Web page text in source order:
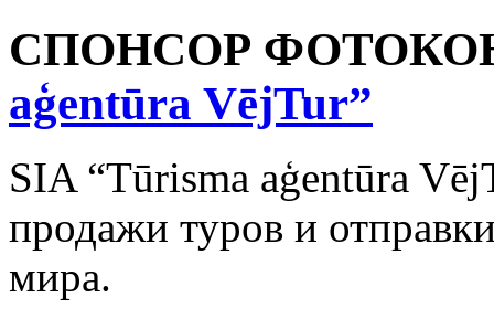
СПОНСОР
aģentūra VējTur”
SIA “Tūrisma aģentūra
продажи туров и
мира.